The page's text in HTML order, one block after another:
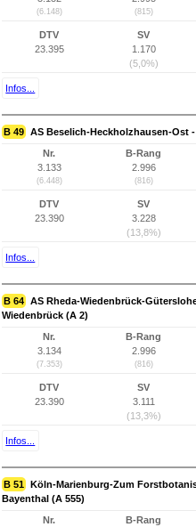
(6.148) (815)
DTV
23.395
SV
1.170
(5,0%)
Infos...
B 49 AS Beselich-Heckholzhausen-Ost
Nr.
3.133
(6.448)
B-Rang
2.996
(816)
DTV
23.390
SV
3.228
(13,8%)
Infos...
B 64 AS Rheda-Wiedenbrück-
Wiedenbrück (A 2)
Nr.
3.134
(7.353)
B-Rang
2.996
(816)
DTV
23.390
SV
3.111
(13,3%)
Infos...
B 51 Köln-Marienburg-Zum
Bayenthal (A 555)
Nr.
B-Rang